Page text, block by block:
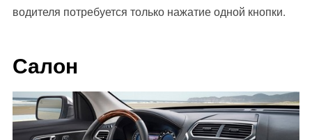
водителя потребуется только нажатие одной кнопки.
Салон